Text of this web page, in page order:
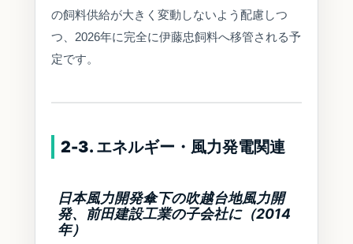
の飼料供給が大きく変動しないよう配慮しつ
つ、2026年に完全に伊藤忠飼料へ移管される予
定です。
2-3. エネルギー・風力発電関連
日本風力開発傘下の吹越台地風力開
発、前田建設工業の子会社に（2014
年）